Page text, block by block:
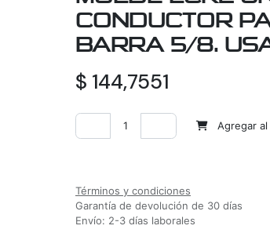
CONDUCTOR
BARRA 5/8.
$ 144,7551
Agregar
Términos y condiciones
Garantía de devolución de 30 días
Envío: 2-3 días laborales